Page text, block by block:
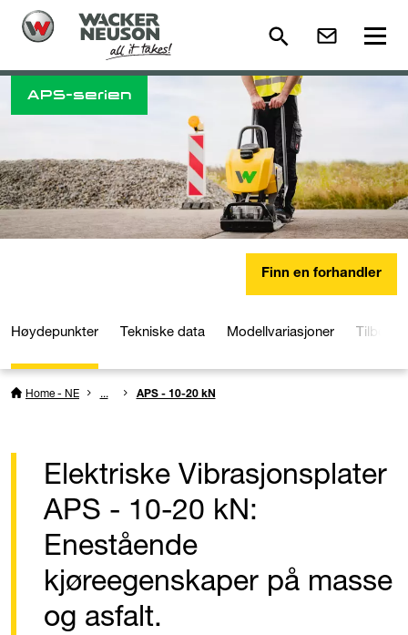
APS-serien
Finn en forhandler
Høydepunkter Tekniske data Modellvariasjoner Tilbehør
Home - NE ... APS - 10-20 kN
Elektriske Vibrasjonsplater
APS - 10-20 kN:
Enestående
kjøreegenskaper på masse
og asfalt.